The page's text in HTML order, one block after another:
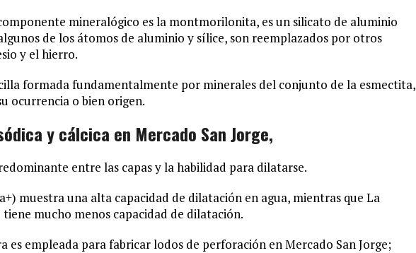
mineralógico es la montmorilonita, es un silicato de aluminio
de los átomos de aluminio y sílice, son reemplazados por otros
y el hierro.
formada fundamentalmente por minerales del conjunto de la esmectita,
ocurrencia o bien origen.
y cálcica en Mercado San Jorge,
entre las capas y la habilidad para dilatarse.
muestra una alta capacidad de dilatación en agua, mientras que La
mucho menos capacidad de dilatación.
es empleada para fabricar lodos de perforación en Mercado San Jorge;